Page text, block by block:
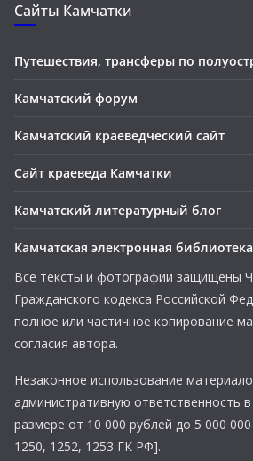
Сайты Камчатки
Путешествия, трансферы по
Камчатский форум
Камчатский краеведческий сайт
Сайт краеведа Камчатки
Камчатский литературный блог
Камчатская электронная библиотека
Все тексты и фотографии защищены
Гражданского кодекса Российской
полное или частичное копирование
согласия автора.
Незаконное использование
административную ответственность
размере от 10 000 рублей до 5 000
1250, 1252, 1253 ГК РФ].